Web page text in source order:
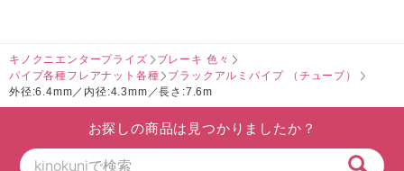
キノクニエンタープライズ
ブレーキ 色々
パイプ各種フレアナット各種
ブラックアルミパイプ （チューブ）
外径:6.4mm／内径:4.3mm／長さ:7.6m
お探しの商品は見つかりましたか？